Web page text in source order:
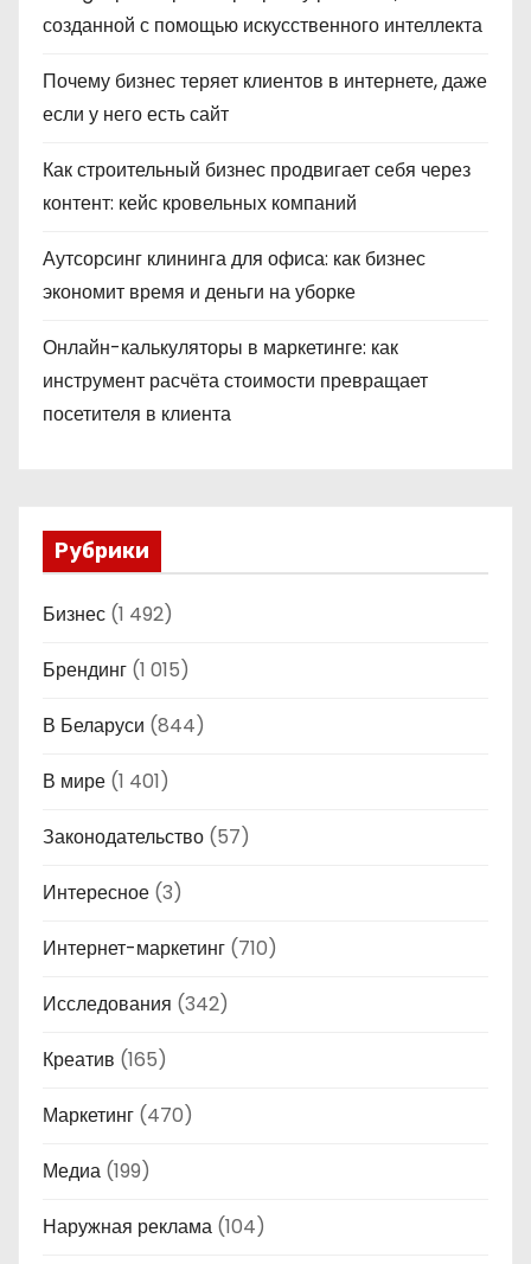
созданной с помощью искусственного интеллекта
Почему бизнес теряет клиентов в интернете, даже
если у него есть сайт
Как строительный бизнес продвигает себя через
контент: кейс кровельных компаний
Аутсорсинг клининга для офиса: как бизнес
экономит время и деньги на уборке
Онлайн-калькуляторы в маркетинге: как
инструмент расчёта стоимости превращает
посетителя в клиента
Рубрики
Бизнес (1 492)
Брендинг (1 015)
В Беларуси (844)
В мире (1 401)
Законодательство (57)
Интересное (3)
Интернет-маркетинг (710)
Исследования (342)
Креатив (165)
Маркетинг (470)
Медиа (199)
Наружная реклама (104)